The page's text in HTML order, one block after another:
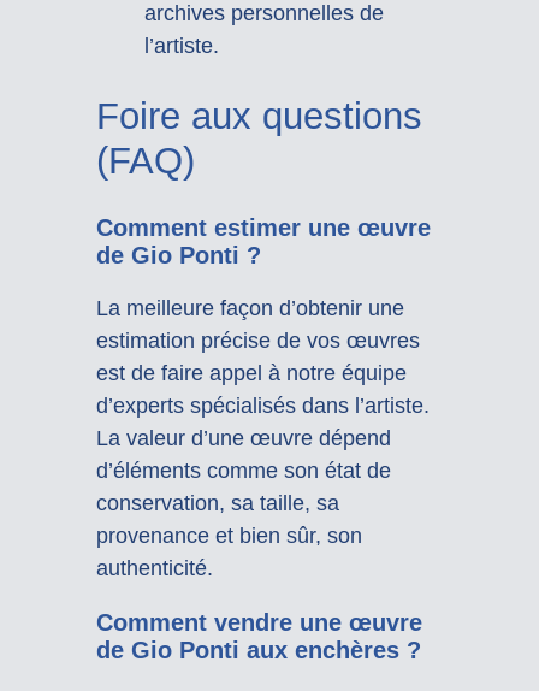
archives personnelles de
l’artiste.
Foire aux questions
(FAQ)
Comment estimer une œuvre
de Gio Ponti ?
La meilleure façon d’obtenir une
estimation précise de vos œuvres
est de faire appel à notre équipe
d’experts spécialisés dans l’artiste.
La valeur d’une œuvre dépend
d’éléments comme son état de
conservation, sa taille, sa
provenance et bien sûr, son
authenticité.
Comment vendre une œuvre
de Gio Ponti aux enchères ?